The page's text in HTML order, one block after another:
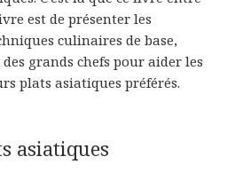
est de présenter les
culinaires de base,
grands chefs pour aider les
plats asiatiques préférés.
asiatiques